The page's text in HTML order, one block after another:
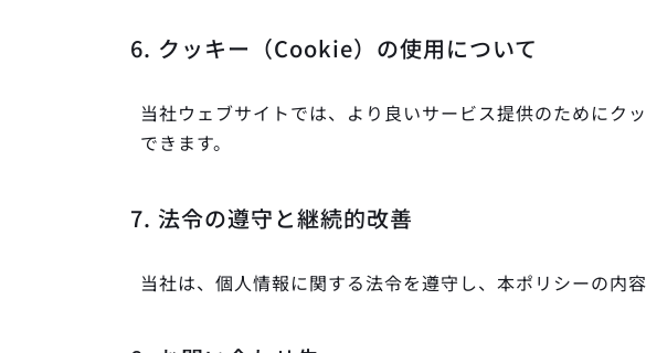
6. クッキー（Cookie）の使用について
当社ウェブサイトでは、より良いサービス提供のためにク
できます。
7. 法令の遵守と継続的改善
当社は、個人情報に関する法令を遵守し、本ポリシーの内